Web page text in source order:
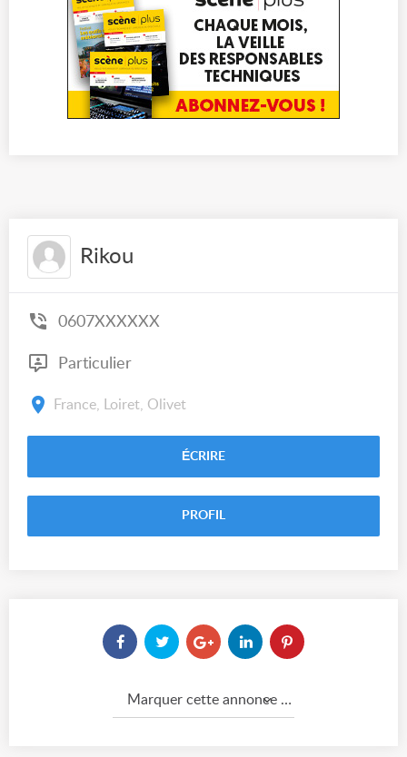
Rikou
0607XXXXXX
Particulier
France, Loiret, Olivet
ÉCRIRE
PROFIL
Marquer cette annonce comme...